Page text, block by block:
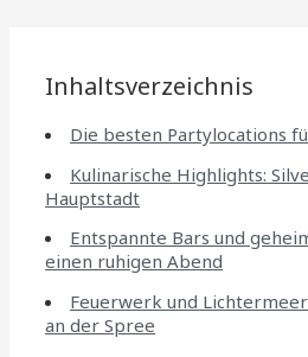
Inhaltsverzeichnis
Die besten Partylocations
Kulinarische Highlights:
Hauptstadt
Entspannte Bars und
einen ruhigen Abend
Feuerwerk und
an der Spree